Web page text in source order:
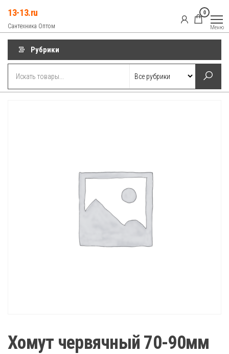
содержимому
13-13.ru
Сантехника Оптом
0
Меню
Рубрики
Хомут червячный 70-90мм